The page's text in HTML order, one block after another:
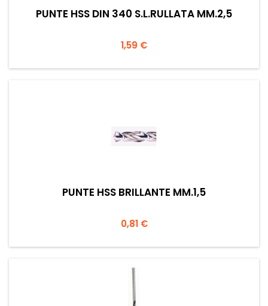
PUNTE HSS DIN 340 S.L.RULLATA MM.2,5
Prezzo
1,59 €
PUNTE HSS BRILLANTE MM.1,5
Prezzo
0,81 €